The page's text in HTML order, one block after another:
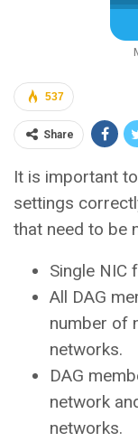
537
Share
It is important
settings
that need to be
Single NIC
All DAG
number of
networks.
DAG
network
networks.